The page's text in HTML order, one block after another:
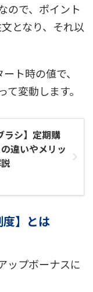
ので、ポイント
となり、それ以
ト時の値で、
変動します。
ラシ】定期購
違いやメリッ
】とは
ップボーナスに